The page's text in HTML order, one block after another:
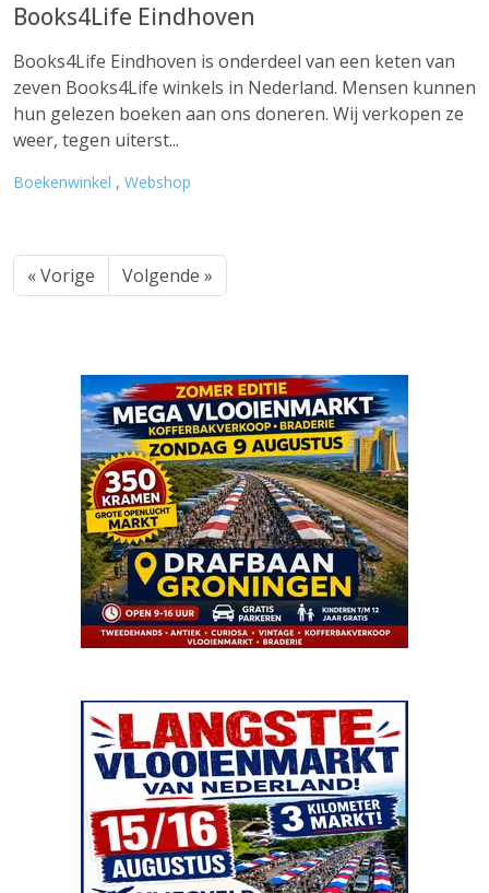
Books4Life Eindhoven
Books4Life Eindhoven is onderdeel van een keten van
zeven Books4Life winkels in Nederland. Mensen kunnen
hun gelezen boeken aan ons doneren. Wij verkopen ze
weer, tegen uiterst...
Boekenwinkel , Webshop
« Vorige Volgende »